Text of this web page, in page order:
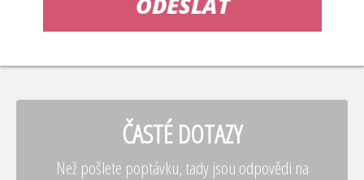
ČASTÉ DOTAZY
Než pošlete poptávku, tady jsou odpovědi na